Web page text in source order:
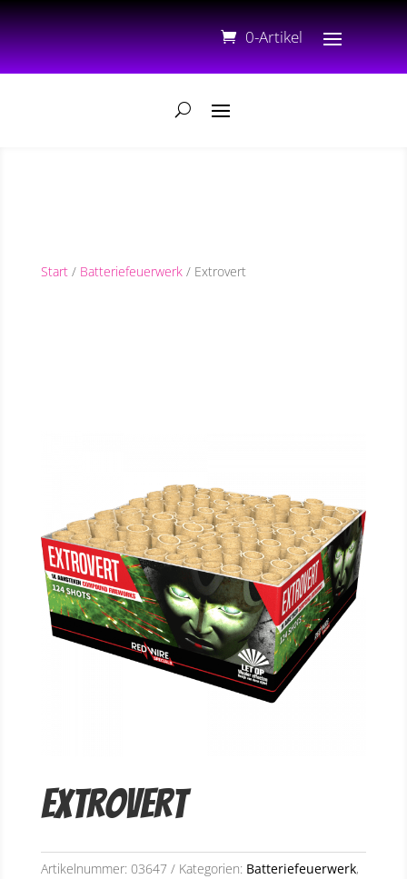
0-Artikel
Start/ Batteriefeuerwerk/ Extrovert
Extrovert
Artikelnummer: 03647 Kategorien: Batteriefeuerwerk,